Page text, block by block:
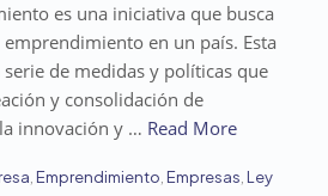
es una iniciativa que busca
en un país. Esta
de medidas y políticas que
y consolidación de
innovación y … Read More
Emprendimiento Empresas Ley